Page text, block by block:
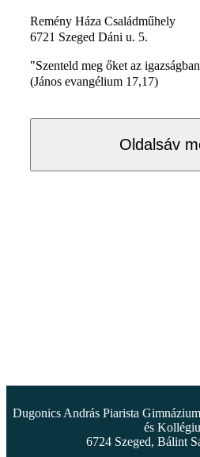
Remény Háza Családműhely
6721 Szeged Dáni u. 5.
"Szenteld meg őket az
(János evangélium 17,17)
Oldalsáv
Dugonics András Piarista
és
6724 Szeged, Bálint